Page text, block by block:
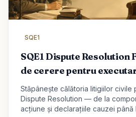
SQE1
SQE1 Dispute Resolution
de cerere pentru
Stăpânește călătoria litigiilor civile
Dispute Resolution — de la
acțiune și declarațiile cauzei până